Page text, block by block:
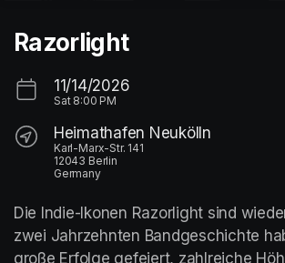
Razorlight
11/14/2026
Sat 8:00 PM
Heimathafen Neukölln
Karl-Marx-Str. 141
12043 Berlin
Germany
Die Indie-Ikonen Razorlight sind
zwei Jahrzehnten Bandgeschichte
große Erfolge gefeiert, zahlreiche